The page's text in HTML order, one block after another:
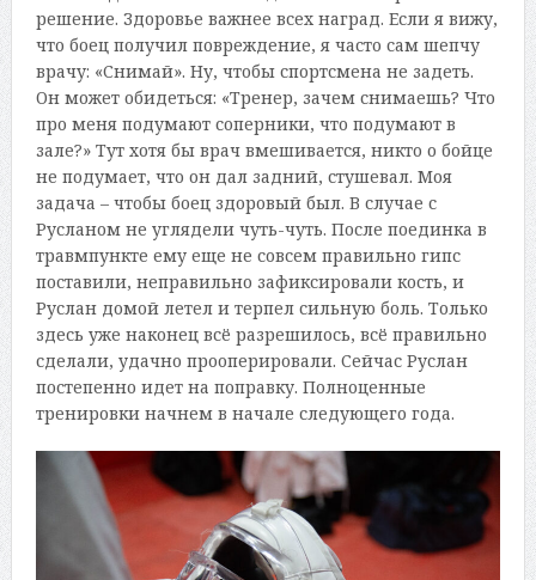
решение. Здоровье важнее всех наград. Если я вижу,
что боец получил повреждение, я часто сам шепчу
врачу: «Снимай». Ну, чтобы спортсмена не задеть.
Он может обидеться: «Тренер, зачем снимаешь? Что
про меня подумают соперники, что подумают в
зале?» Тут хотя бы врач вмешивается, никто о бойце
не подумает, что он дал задний, стушевал. Моя
задача – чтобы боец здоровый был. В случае с
Русланом не углядели чуть-чуть. После поединка в
травмпункте ему еще не совсем правильно гипс
поставили, неправильно зафиксировали кость, и
Руслан домой летел и терпел сильную боль. Только
здесь уже наконец всё разрешилось, всё правильно
сделали, удачно прооперировали. Сейчас Руслан
постепенно идет на поправку. Полноценные
тренировки начнем в начале следующего года.